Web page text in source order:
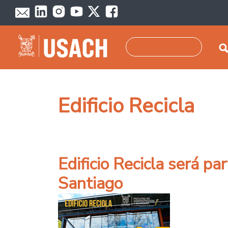
Pasar al contenido principal
Edificio Recicla
Edificio Recicla será
Santiago